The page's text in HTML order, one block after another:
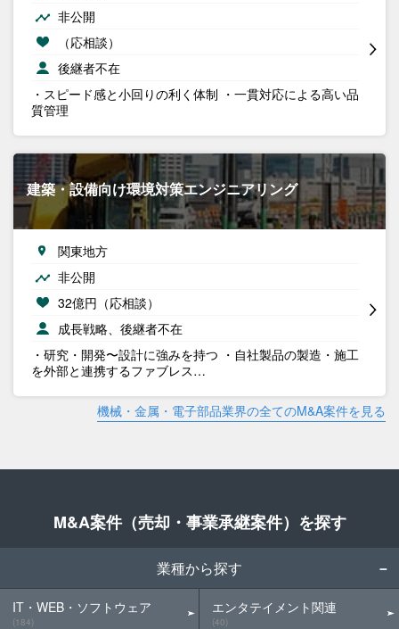
非公開
（応相談）
後継者不在
・スピード感と小回りの利く体制 ・一貫対応による高い品
質管理
建築・設備向け環境対策エンジニアリング
関東地方
非公開
32億円（応相談）
成長戦略、後継者不在
・研究・開発〜設計に強みを持つ ・自社製品の製造・施工
を外部と連携するファブレス…
機械・金属・電子部品業界の全てのM&A案件を見る
M&A案件（売却・事業承継案件）を探す
業種から探す
IT・WEB・ソフトウェア
(184)
エンタテイメント関連
(40)